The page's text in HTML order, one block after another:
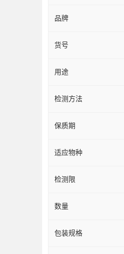
品牌
货号
用途
检测方法
保质期
适应物种
检测限
数量
包装规格